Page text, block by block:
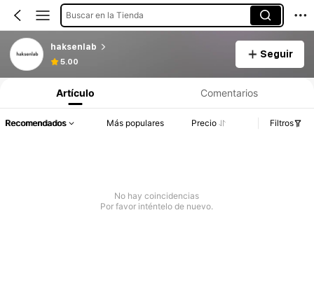
Buscar en la Tienda
haksenlab
5.00
Seguir
Artículo Comentarios
Recomendados Más populares Precio Filtros
No hay coincidencias
Por favor inténtelo de nuevo.